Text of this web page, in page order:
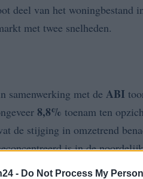
- Do Not Process My
deel van het woningbestand
met twee snelheden.
samenwerking met de ABI
8,8% toenam ten
de stijging in omzetrend
is in de
het Noorden.